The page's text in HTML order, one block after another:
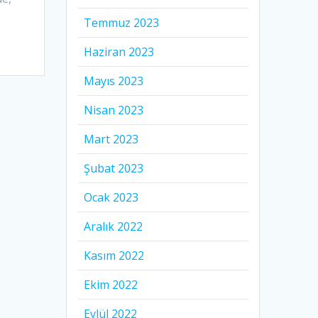
Temmuz 2023
Haziran 2023
Mayıs 2023
Nisan 2023
Mart 2023
Şubat 2023
Ocak 2023
Aralık 2022
Kasım 2022
Ekim 2022
Eylül 2022